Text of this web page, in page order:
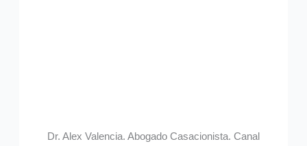
Dr. Alex Valencia. Abogado Casacionista. Canal